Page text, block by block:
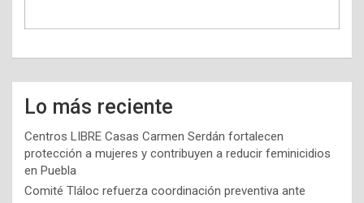
Lo más reciente
Centros LIBRE Casas Carmen Serdán fortalecen
protección a mujeres y contribuyen a reducir feminicidios
en Puebla
Comité Tláloc refuerza coordinación preventiva ante